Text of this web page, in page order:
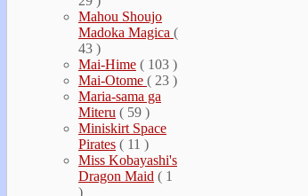
Mahou Shoujo
Madoka Magica (
43 )
Mai-Hime ( 103 )
Mai-Otome ( 23 )
Maria-sama ga
Miteru ( 59 )
Miniskirt Space
Pirates ( 11 )
Miss Kobayashi's
Dragon Maid ( 1
)